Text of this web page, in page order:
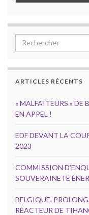
Search for:
ARTICLES RÉCENTS
« MALFAITEURS » DE
EN APPEL !
EDF DEVANT LA
2023
COMMISSION
SOUVERAINETÉ
BELGIQUE,
RÉACTEUR DE